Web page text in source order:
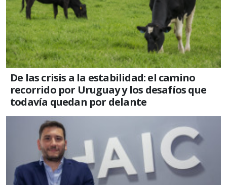
De las crisis a la estabilidad: el camino
recorrido por Uruguay y los desafíos que
todavía quedan por delante